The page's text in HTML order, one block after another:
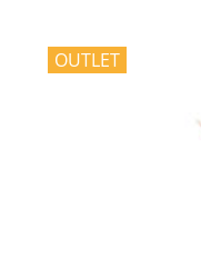
OUTLET